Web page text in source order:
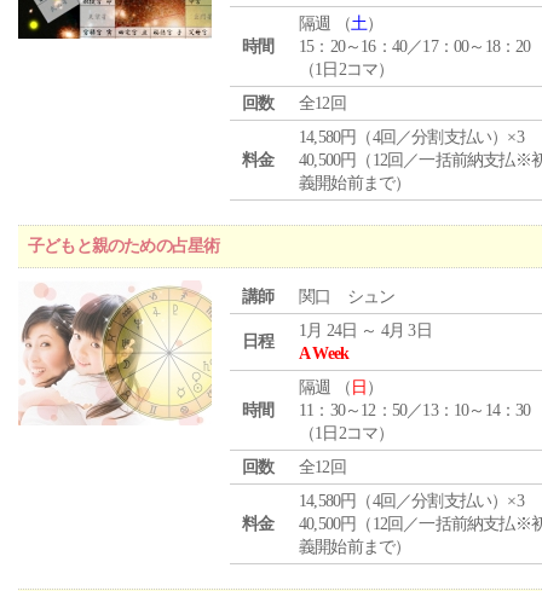
時間
隔週 （土）
15：20～16：40／17：00～18：20
（1日2コマ）
回数
全12回
料金
14,580円（4回／分割支払い）×3
40,500円（12回／一括前納支払※
義開始前まで）
子どもと親のための占星術
講師 関口 シュン
日程
1月 24日 ～ 4月 3日
A Week
時間
隔週 （ 日 ）
11：30～12：50／13：10～14：30
（1日2コマ）
回数
全12回
料金
14,580円（4回／分割支払い）×3
40,500円（12回／一括前納支払※
義開始前まで）